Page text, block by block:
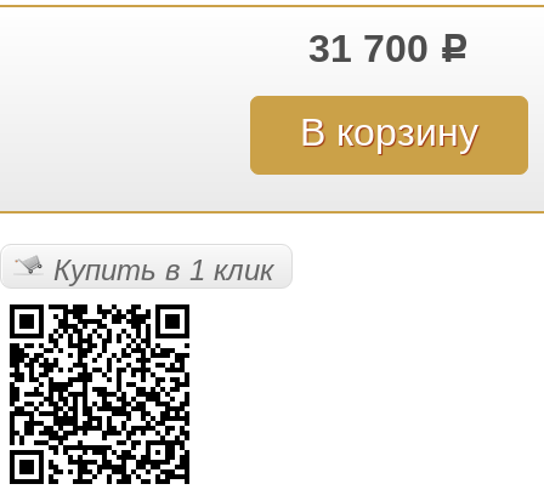
31 700 Р
Купить в 1 клик